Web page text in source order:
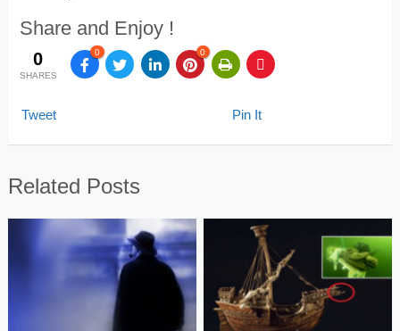
Share and Enjoy !
0
SHARES
0 0
Tweet Pin It
Related Posts